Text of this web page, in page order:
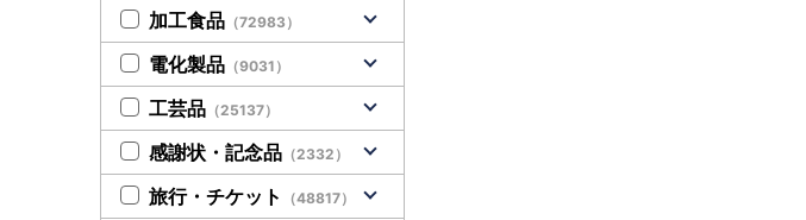
加工食品 （72983）
電化製品 （9031）
工芸品 （25137）
感謝状・記念品 （2332）
旅行・チケット （48817）